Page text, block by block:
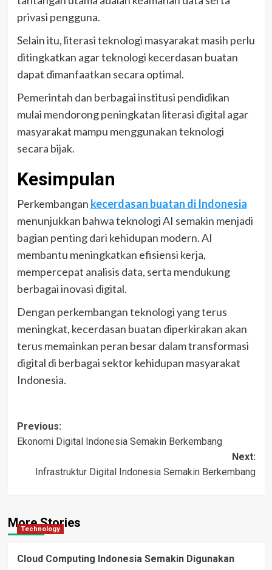
privasi pengguna.
Selain itu, literasi teknologi masyarakat masih perlu
ditingkatkan agar teknologi kecerdasan buatan
dapat dimanfaatkan secara optimal.
Pemerintah dan berbagai institusi pendidikan
mulai mendorong peningkatan literasi digital agar
masyarakat mampu menggunakan teknologi
secara bijak.
Kesimpulan
Perkembangan kecerdasan buatan di Indonesia
menunjukkan bahwa teknologi AI semakin menjadi
bagian penting dari kehidupan modern. AI
membantu meningkatkan efisiensi kerja,
mempercepat analisis data, serta mendukung
berbagai inovasi digital.
Dengan perkembangan teknologi yang terus
meningkat, kecerdasan buatan diperkirakan akan
terus memainkan peran besar dalam transformasi
digital di berbagai sektor kehidupan masyarakat
Indonesia.
Post
navigation
Previous:
Ekonomi Digital Indonesia Semakin Berkembang
Next:
Infrastruktur Digital Indonesia Semakin Berkembang
More Stories
Technology
Cloud Computing Indonesia Semakin Digunakan